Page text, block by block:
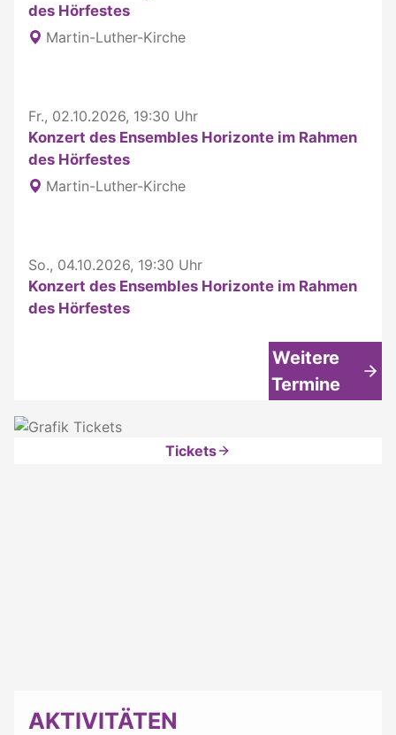
des Hörfestes
Martin-Luther-Kirche
Fr., 02.10.2026, 19:30 Uhr
Konzert des Ensembles Horizonte im Rahmen
des Hörfestes
Martin-Luther-Kirche
So., 04.10.2026, 19:30 Uhr
Konzert des Ensembles Horizonte im Rahmen
des Hörfestes
Weitere
Termine
Tickets
AKTIVITÄTEN